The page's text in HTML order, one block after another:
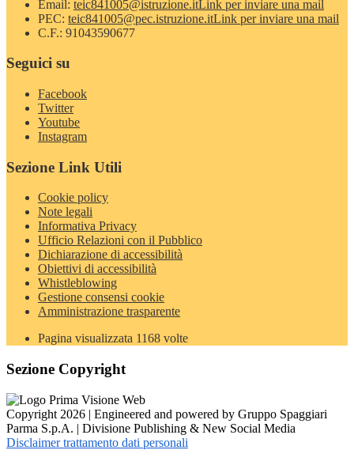
Email: teic841005@istruzione.itLink per inviare una mail
PEC: teic841005@pec.istruzione.itLink per inviare una mail
C.F.: 91043590677
Seguici su
Facebook
Twitter
Youtube
Instagram
Sezione Link Utili
Cookie policy
Note legali
Informativa Privacy
Ufficio Relazioni con il Pubblico
Dichiarazione di accessibilità
Obiettivi di accessibilità
Whistleblowing
Gestione consensi cookie
Amministrazione trasparente
Pagina visualizzata 1168 volte
Sezione Copyright
Copyright 2026 | Engineered and powered by Gruppo Spaggiari
Parma S.p.A. | Divisione Publishing & New Social Media
Disclaimer trattamento dati personali